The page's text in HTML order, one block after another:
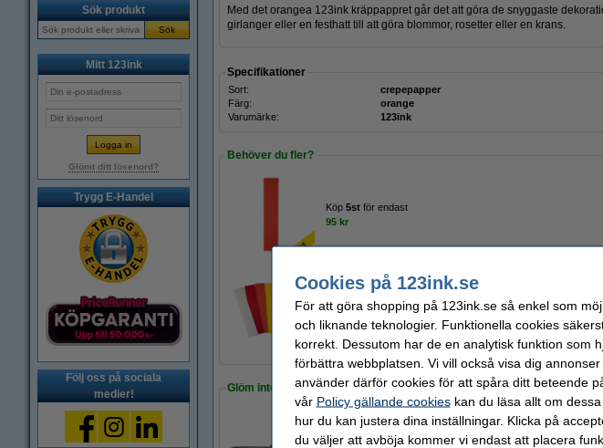
Sök produkt
Sök
Mitt 123ink
Glömt ditt lösenord?
Trygg E-Handel
Följ oss på sociala
medier!
Med det orangea 123ink kräppappret går det att göra de snyggaste
girlanger eller en festhatt till att göra blommor, rosetter eller en krans.
Specifikationer
Sort: crepepapper
Färg:
orange
Varumärke:
123ink
Behöver du fler?
Köp 5st för endast
95 kr
Köpett regnbågsset för endast
125 kr
Glöm inte att beställa!
Sax 195mm | 123ink
Cookies på 123ink.se
För att göra shopping på 123ink.se så enkel som
och liknande teknologier. Funktionella cookies
korrekt. Dessutom har de en analytisk funktion som
förbättra webbplatsen. Vi vill också visa dig
använder därför cookies för att spåra ditt beteende
vår Policy gällande cookieskan du läsa allt om
hur du kan justera dina inställningar. Klicka på
du väljer att avböja kommer vi endast att placera